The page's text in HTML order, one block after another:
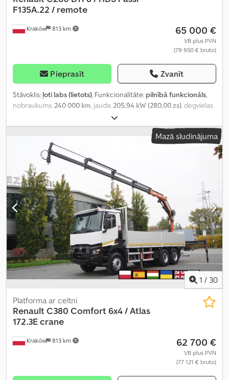
Kraków 813 km
F135A.22 / remote
65 000 €
VB plus PVN
(79 950 € bruto)
Pieprasīt Zvanīt
Stāvoklis: ļoti labs (lietots), Funkcionalitāte: pilnībā funkcionāls,
nobraukums:240 000 km, jauda:205,94 kW (280,00 zs), degvielas
, tukšais svars:
kravnesība:8 050 kg, kopējais svars:19 000 kg, asu konfigurācija:
, vadītāja kabīne:dienas
, pārnesuma veids:
krautuves garums:6 200 mm
mm, iekraušanas telpas augstums:
Aprīkojums:AdBlue, Tahogrāfs, celtnis, diferenciāļa bloķētājs,
gaisa kondicionēšana, kruīza kontrole,
Mazā sludinājuma
1 / 30
Kraków 813 km
Platforma ar celtni
Renault C380 Comfort 6x4 / Atlas
172.3E crane
62 700 €
VB plus PVN
(77 121 € bruto)